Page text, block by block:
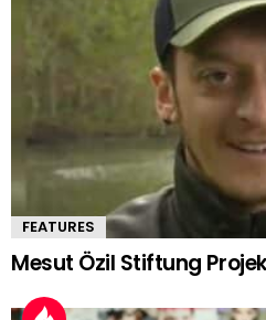
FEATURES
Mesut Özil Stiftung